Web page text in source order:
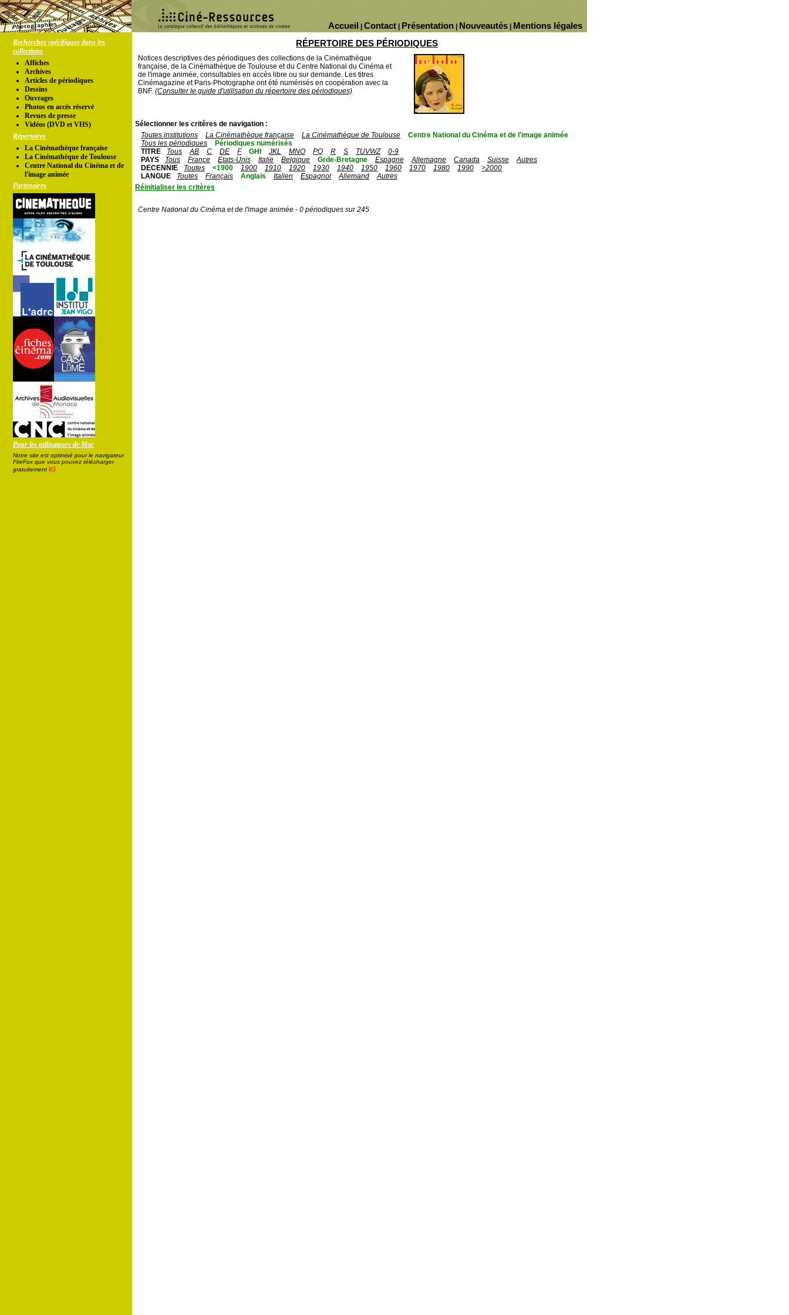
Mentions légales
Nouveautés
Présentation
Contact
Accueil
Recherches spécifiques dans les
collections
Affiches
Archives
Articles de périodiques
Dessins
Ouvrages
Photos en accés réservé
Revues de presse
Vidéos (DVD et VHS)
Répertoires
La Cinémathèque française
La Cinémathèque de Toulouse
Centre National du Cinéma et de
l'image animée
Partenaires
Pour les utilisateurs de Mac
Notre site est optimisé pour le navigateur
FireFox que vous pouvez télécharger
gratuitement ici
RÉPERTOIRE DES PÉRIODIQUES
Notices descriptives des périodiques des collections de la Cinémathèque
française, de la Cinémathèque de Toulouse et du Centre National du Cinéma et
de l'image animée, consultables en accès libre ou sur demande. Les titres
Cinémagazine et Paris-Photographe ont été numérisés en coopération avec la
BNF. (Consulter le guide d'utilisation du répertoire des périodiques)
Sélectionner les critères de navigation :
Toutes institutions
La Cinémathèque française La Cinémathèque de Toulouse
Centre National du Cinéma et de l'image animée
Tous les périodiques
Périodiques numérisés
TITRE
Tous AB C DE F GHI JKL MNO PQ R S TUVWZ
0-9
PAYS
Tous France Etats-Unis Italie Belgique Grde-Bretagne Espagne Allemagne Canada Suisse
Autres
DECENNIE
Toutes <1900 1900 1910 1920 1930 1940 1950 1960 1970 1980 1990
>2000
LANGUE
Toutes Français Anglais Italien Espagnol Allemand
Autres
Réinitialiser les critères
Centre National du Cinéma et de l'image animée - 0 périodiques sur 245